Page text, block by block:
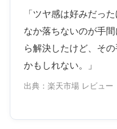
「ツヤ感は好みだっ
なか落ちないのが手
ら解決したけど、そ
かもしれない。」
出典：楽天市場 レビュー